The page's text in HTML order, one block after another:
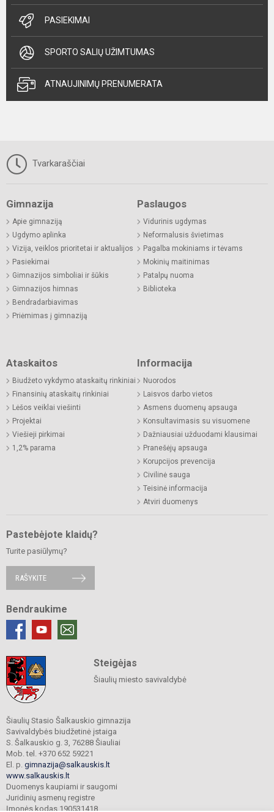
PASIEKIMAI
SPORTO SALIŲ UŽIMTUMAS
ATNAUJINIMŲ PRENUMERATA
Tvarkaraščiai
Gimnazija
Apie gimnaziją
Ugdymo aplinka
Vizija, veiklos prioritetai ir aktualijos
Pasiekimai
Gimnazijos simboliai ir šūkis
Gimnazijos himnas
Bendradarbiavimas
Priėmimas į gimnaziją
Paslaugos
Vidurinis ugdymas
Neformalusis švietimas
Pagalba mokiniams ir tėvams
Mokinių maitinimas
Patalpų nuoma
Biblioteka
Ataskaitos
Biudžeto vykdymo ataskaitų rinkiniai
Finansinių ataskaitų rinkiniai
Lėšos veiklai viešinti
Projektai
Viešieji pirkimai
1,2% parama
Informacija
Nuorodos
Laisvos darbo vietos
Asmens duomenų apsauga
Konsultavimasis su visuomene
Dažniausiai užduodami klausimai
Pranešėjų apsauga
Korupcijos prevencija
Civilinė sauga
Teisinė informacija
Atviri duomenys
Pastebėjote klaidų?
Turite pasiūlymų?
RAŠYKITE
Bendraukime
Steigėjas
Šiaulių miesto savivaldybė
Šiaulių Stasio Šalkauskio gimnazija
Savivaldybės biudžetinė įstaiga
S. Šalkauskio g. 3, 76288 Šiauliai
Mob. tel. +370 652 59221
El. p. gimnazija@salkauskis.lt
www.salkauskis.lt
Duomenys kaupiami ir saugomi
Juridinių asmenų registre
Įmonės kodas 190531418